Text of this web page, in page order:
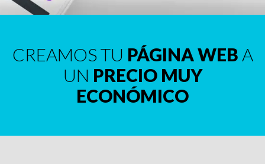
CREAMOS TU PÁGINA WEB A
UN PRECIO MUY
ECONÓMICO